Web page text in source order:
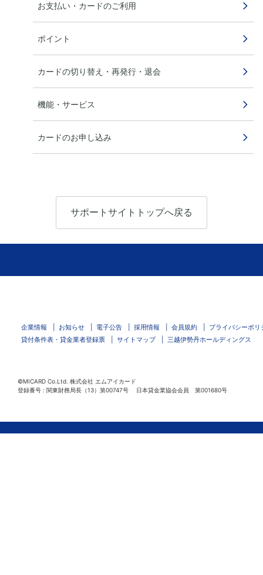
お支払い・カードのご利用
ポイント
カードの切り替え・再発行・退会
機能・サービス
カードのお申し込み
サポートサイトトップへ戻る
企業情報 お知らせ 電子公告 採用情報 会員規約
プライバシーポリ
貸付条件表・貸金業者登録票
サイトマップ 三越伊勢丹ホールディングス
©MICARD Co.Ltd. 株式会社 エムアイカード
登録番号 : 関東財務局長（13）第00747号 日本貸金業協会会員 第001680号